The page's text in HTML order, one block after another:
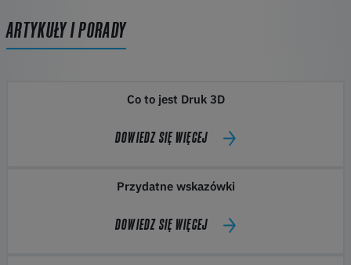
ARTYKUŁY I PORADY
Co to jest Druk 3D
DOWIEDZ SIĘ WIĘCEJ
Przydatne wskazówki
DOWIEDZ SIĘ WIĘCEJ